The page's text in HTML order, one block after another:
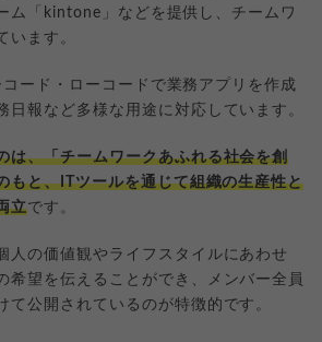
ム「kintone」などを提供し、チームワ
います。
ード・ローコードで業務アプリを作成
日報など多様な用途に対応しています。
は、「チームワークあふれる社会を創
もと、ITツールを通じて組織の生産性と
立です。
人の価値観やライフスタイルにあわせ
希望を伝えることができ、メンバー全員
て公開されているのが特徴的です。